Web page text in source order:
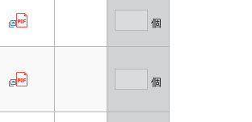
個
個